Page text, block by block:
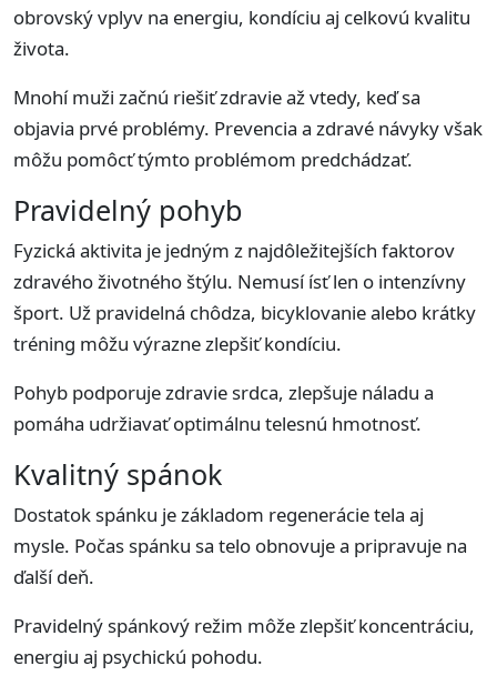
obrovský vplyv na energiu, kondíciu aj celkovú kvalitu
života.
Mnohí muži začnú riešiť zdravie až vtedy, keď sa
objavia prvé problémy. Prevencia a zdravé návyky však
môžu pomôcť týmto problémom predchádzať.
Pravidelný pohyb
Fyzická aktivita je jedným z najdôležitejších faktorov
zdravého životného štýlu. Nemusí ísť len o intenzívny
šport. Už pravidelná chôdza, bicyklovanie alebo krátky
tréning môžu výrazne zlepšiť kondíciu.
Pohyb podporuje zdravie srdca, zlepšuje náladu a
pomáha udržiavať optimálnu telesnú hmotnosť.
Kvalitný spánok
Dostatok spánku je základom regenerácie tela aj
mysle. Počas spánku sa telo obnovuje a pripravuje na
ďalší deň.
Pravidelný spánkový režim môže zlepšiť koncentráciu,
energiu aj psychickú pohodu.